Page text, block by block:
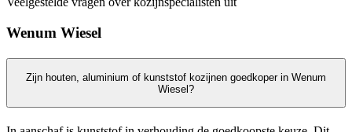
Wenum Wiesel
Zijn houten, aluminium of kunststof kozijnen goedkoper in Wenum
Wiesel?